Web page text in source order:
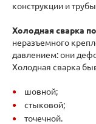
конструкции и
Холодная сварка
неразъемного
давлением: они
Холодная сварка
шовной;
стыковой;
точечной.